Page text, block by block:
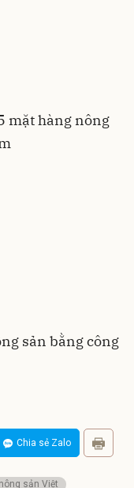
mặt hàng nông
sản bằng công
Chia sẻ Zalo
nông sản Việt